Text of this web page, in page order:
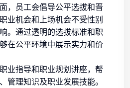
，员工会倡导公平选拔和晋
业机会和上场机会不受性别
。通过透明的选拔标准和职
在公平环境中展示实力和价
业指导和职业规划讲座，帮
管理知识及职业发展技能。